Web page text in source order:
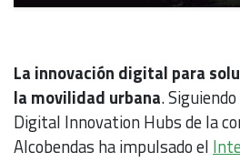
La innovación digital para
la movilidad urbana.
Digital Innovation Hubs de la
Alcobendas ha impulsado el